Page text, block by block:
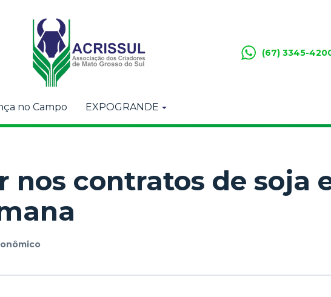
(67) 3345-
no Campo EXPOGRANDE
nos contratos de soja